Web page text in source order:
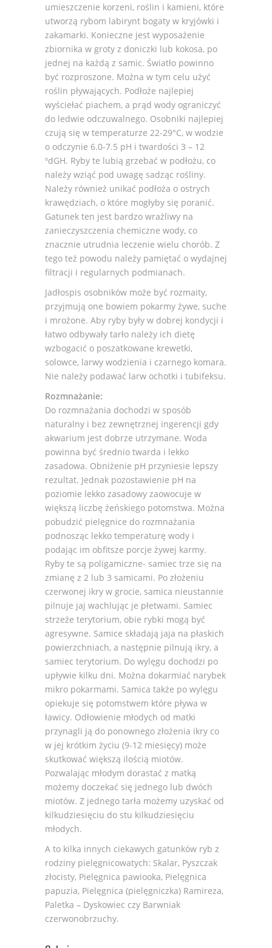
umieszczenie korzeni, roślin i kamieni, które
utworzą rybom labirynt bogaty w kryjówki i
zakamarki. Konieczne jest wyposażenie
zbiornika w groty z doniczki lub kokosa, po
jednej na każdą z samic. Światło powinno
być rozproszone. Można w tym celu użyć
roślin pływających. Podłoże najlepiej
wyściełać piachem, a prąd wody ograniczyć
do ledwie odczuwalnego. Osobniki najlepiej
czują się w temperaturze 22-29°C, w wodzie
o odczynie 6.0-7.5 pH i twardości 3 – 12
ºdGH. Ryby te lubią grzebać w podłożu, co
należy wziąć pod uwagę sadząc rośliny.
Należy również unikać podłoża o ostrych
krawędziach, o które mogłyby się poranić.
Gatunek ten jest bardzo wrażliwy na
zanieczyszczenia chemiczne wody, co
znacznie utrudnia leczenie wielu chorób. Z
tego też powodu należy pamiętać o wydajnej
filtracji i regularnych podmianach.
Jadłospis osobników może być rozmaity,
przyjmują one bowiem pokarmy żywe, suche
i mrożone. Aby ryby były w dobrej kondycji i
łatwo odbywały tarło należy ich dietę
wzbogacić o poszatkowane krewetki,
solowce, larwy wodzienia i czarnego komara.
Nie należy podawać larw ochotki i tubifeksu.
Rozmnażanie:
Do rozmnażania dochodzi w sposób
naturalny i bez zewnętrznej ingerencji gdy
akwarium jest dobrze utrzymane. Woda
powinna być średnio twarda i lekko
zasadowa. Obniżenie pH przyniesie lepszy
rezultat. Jednak pozostawienie pH na
poziomie lekko zasadowy zaowocuje w
większą liczbę żeńskiego potomstwa. Można
pobudzić pielęgnice do rozmnażania
podnosząc lekko temperaturę wody i
podając im obfitsze porcje żywej karmy.
Ryby te są poligamiczne- samiec trze się na
zmianę z 2 lub 3 samicami. Po złożeniu
czerwonej ikry w grocie, samica nieustannie
pilnuje jaj wachlując je płetwami. Samiec
strzeże terytorium, obie rybki mogą być
agresywne. Samice składają jaja na płaskich
powierzchniach, a następnie pilnują ikry, a
samiec terytorium. Do wylęgu dochodzi po
upływie kilku dni. Można dokarmiać narybek
mikro pokarmami. Samica także po wylęgu
opiekuje się potomstwem które pływa w
ławicy. Odłowienie młodych od matki
przynagli ją do ponownego złożenia ikry co
w jej krótkim życiu (9-12 miesięcy) może
skutkować większą ilością miotów.
Pozwalając młodym dorastać z matką
możemy doczekać się jednego lub dwóch
miotów. Z jednego tarła możemy uzyskać od
kilkudziesięciu do stu kilkudziesięciu
młodych.
A to kilka innych ciekawych gatunków ryb z
rodziny pielęgnicowatych: Skalar, Pyszczak
złocisty, Pielęgnica pawiooka, Pielęgnica
papuzia, Pielęgnica (pielęgniczka) Ramireza,
Paletka – Dyskowiec czy Barwniak
czerwonobrzuchy.